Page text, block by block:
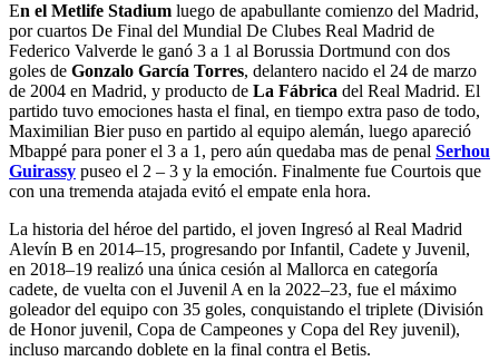
En el Metlife Stadium luego de apabullante comienzo del Madrid,
por cuartos De Final del Mundial De Clubes Real Madrid de
Federico Valverde le ganó 3 a 1 al Borussia Dortmund con dos
goles de Gonzalo García Torres, delantero nacido el 24 de marzo
de 2004 en Madrid, y producto de La Fábrica del Real Madrid. El
partido tuvo emociones hasta el final, en tiempo extra paso de todo,
Maximilian Bier puso en partido al equipo alemán, luego apareció
Mbappé para poner el 3 a 1, pero aún quedaba mas de penal Serhou
Guirassy puseo el 2 – 3 y la emoción. Finalmente fue Courtois que
con una tremenda atajada evitó el empate enla hora.
La historia del héroe del partido, el joven Ingresó al Real Madrid
Alevín B en 2014–15, progresando por Infantil, Cadete y Juvenil,
en 2018–19 realizó una única cesión al Mallorca en categoría
cadete, de vuelta con el Juvenil A en la 2022–23, fue el máximo
goleador del equipo con 35 goles, conquistando el triplete (División
de Honor juvenil, Copa de Campeones y Copa del Rey juvenil),
incluso marcando doblete en la final contra el Betis.